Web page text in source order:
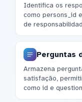
Identifica os
como persons_id
de
Perguntas
Armazena
satisfação,
como id e